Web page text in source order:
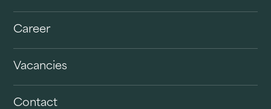
Career
Vacancies
Contact